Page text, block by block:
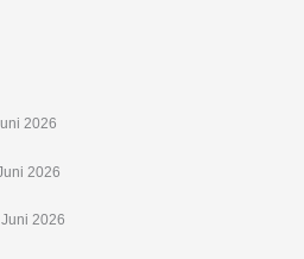
2026
2026
2026